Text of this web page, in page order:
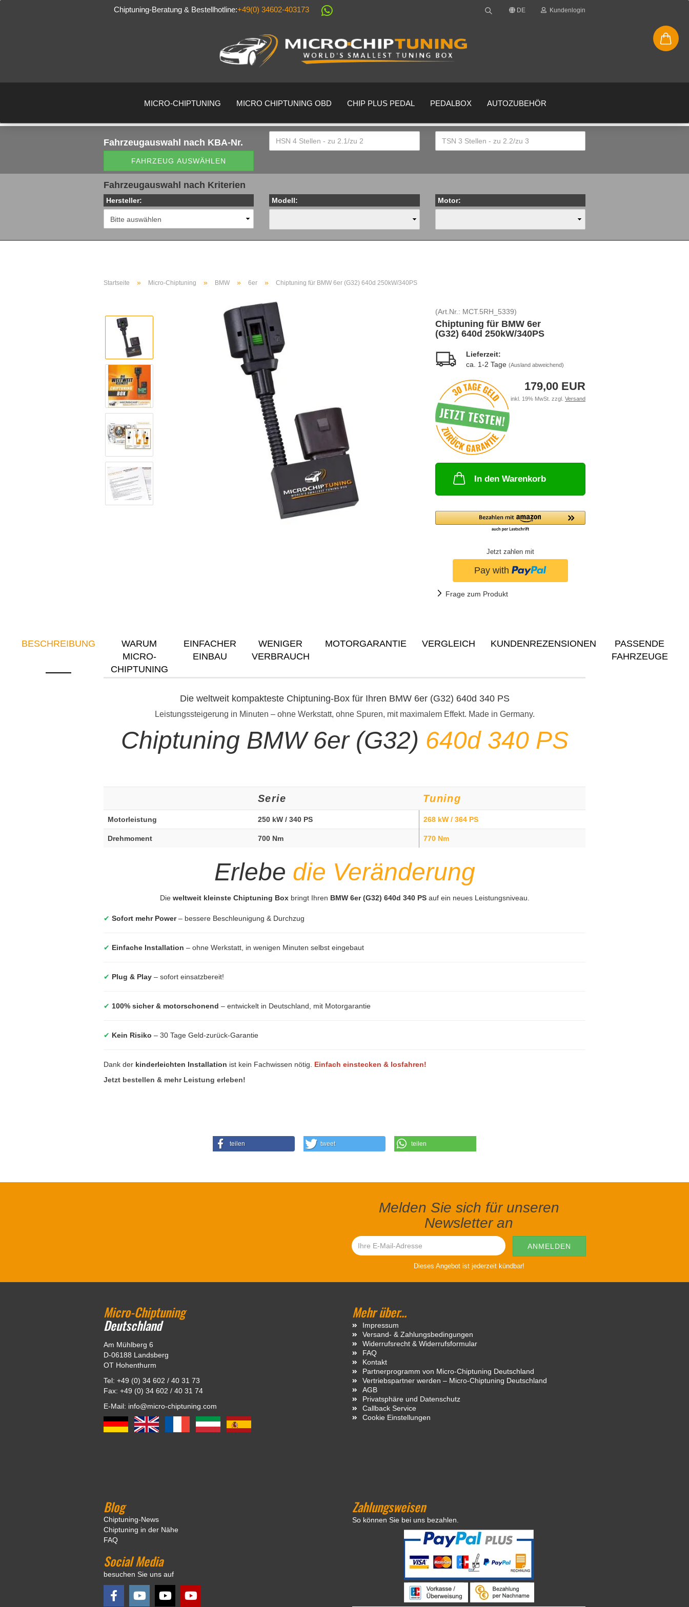
Chiptuning-Beratung & Bestellhotline:+49(0) 34602-403173 DE
Sprache auswählen
Kundenlogin
MICRO-CHIPTUNING MICRO CHIPTUNING OBD CHIP PLUS PEDAL PEDALBOX AUTOZUBEHÖR
Fahrzeugauswahl nach KBA-Nr.
FAHRZEUG AUSWÄHLEN
Fahrzeugauswahl nach Kriterien
Hersteller: Modell: Motor:
Startseite » Micro-Chiptuning » BMW » 6er » Chiptuning für BMW 6er (G32) 640d 250kW/340PS
(Art.Nr.: MCT.5RH_5339)
Chiptuning für BMW 6er
(G32) 640d 250kW/340PS
Lieferzeit:
ca. 1-2 Tage (Ausland abweichend)
179,00 EUR
inkl. 19% MwSt. zzgl. Versand
In den Warenkorb
Jetzt zahlen mit
Frage zum Produkt
BESCHREIBUNG
WARUM
MICRO-
CHIPTUNING
EINFACHER
EINBAU
WENIGER
VERBRAUCH
MOTORGARANTIE VERGLEICH KUNDENREZENSIONEN
PASSENDE
FAHRZEUGE
Die weltweit kompakteste Chiptuning-Box für Ihren BMW 6er (G32) 640d 340 PS
Leistungssteigerung in Minuten – ohne Werkstatt, ohne Spuren, mit maximalem Effekt. Made in Germany.
Chiptuning BMW 6er (G32) 640d 340 PS
Serie Tuning
Motorleistung 250 kW / 340 PS 268 kW / 364 PS
Drehmoment 700 Nm 770 Nm
Erlebe die Veränderung
Die weltweit kleinste Chiptuning Boxbringt Ihren BMW 6er (G32) 640d 340 PSauf ein neues Leistungsniveau.
✔ Sofort mehr Power– bessere Beschleunigung & Durchzug
✔ Einfache Installation – ohne Werkstatt, in wenigen Minuten selbst eingebaut
✔ Plug & Play – sofort einsatzbereit!
✔ 100% sicher & motorschonend – entwickelt in Deutschland, mit Motorgarantie
✔ Kein Risiko – 30 Tage Geld-zurück-Garantie
Dank der kinderleichten Installation ist kein Fachwissen nötig. Einfach einstecken & losfahren!
Jetzt bestellen & mehr Leistung erleben!
teilen tweet teilen
Melden Sie sich für unseren
Newsletter an
Dieses Angebot ist jederzeit kündbar!
Micro-Chiptuning
Deutschland
Am Mühlberg 6
D-06188 Landsberg
OT Hohenthurm
Tel: +49 (0) 34 602 / 40 31 73
Fax: +49 (0) 34 602 / 40 31 74
E-Mail: info@micro-chiptuning.com
Mehr über...
Impressum
Versand- & Zahlungsbedingungen
Widerrufsrecht & Widerrufsformular
FAQ
Kontakt
Partnerprogramm von Micro-Chiptuning Deutschland
Vertriebspartner werden – Micro-Chiptuning Deutschland
AGB
Privatsphäre und Datenschutz
Callback Service
Cookie Einstellungen
Blog
Chiptuning-News
Chiptuning in der Nähe
FAQ
Social Media
besuchen Sie uns auf
Zahlungsweisen
So können Sie bei uns bezahlen.